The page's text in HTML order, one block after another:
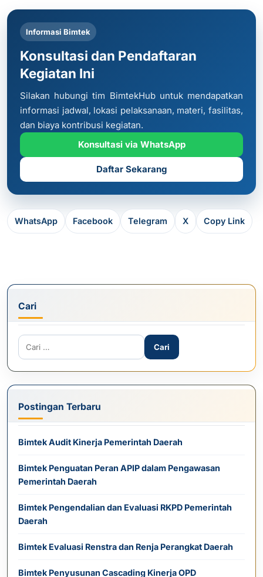
Informasi Bimtek
Konsultasi dan Pendaftaran
Kegiatan Ini
Silakan hubungi tim BimtekHub untuk mendapatkan
informasi jadwal, lokasi pelaksanaan, materi, fasilitas,
dan biaya kontribusi kegiatan.
Konsultasi via WhatsApp
Daftar Sekarang
WhatsApp Facebook Telegram X Copy Link
Cari
Cari untuk:
Postingan Terbaru
Bimtek Audit Kinerja Pemerintah Daerah
Bimtek Penguatan Peran APIP dalam Pengawasan
Pemerintah Daerah
Bimtek Pengendalian dan Evaluasi RKPD Pemerintah
Daerah
Bimtek Evaluasi Renstra dan Renja Perangkat Daerah
Bimtek Penyusunan Cascading Kinerja OPD